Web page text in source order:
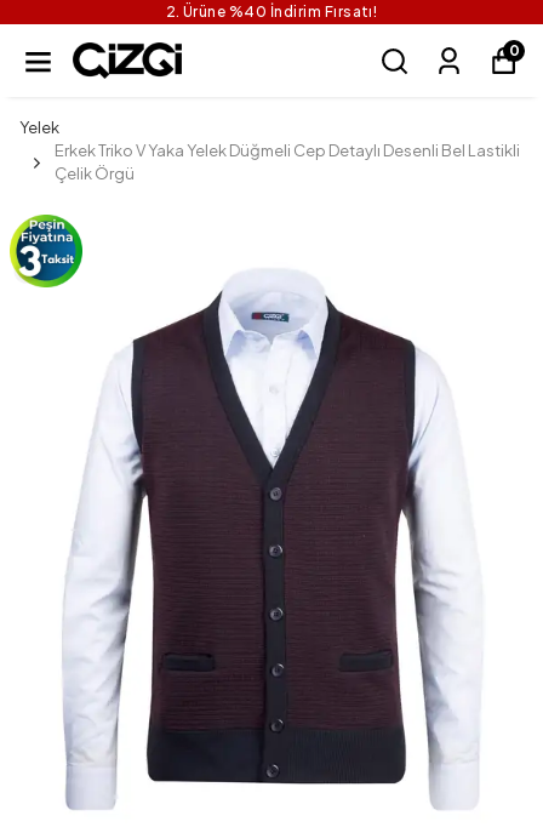
2. Ürüne %40 İndirim Fırsatı!
0
Yelek
Erkek Triko V Yaka Yelek Düğmeli Cep Detaylı Desenli Bel Lastikli
Çelik Örgü